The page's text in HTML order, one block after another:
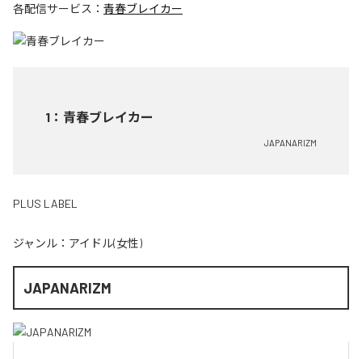
各配信サービス： 青春ブレイカー
1 ： 青春ブレイカー
JAPANARIZM
PLUS LABEL
ジャンル： アイドル(女性)
JAPANARIZM